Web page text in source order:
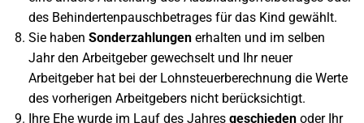
des Behindertenpauschbetrages für das Kind gewählt.
Sie haben Sonderzahlungen erhalten und im selben
Jahr den Arbeitgeber gewechselt und Ihr neuer
Arbeitgeber hat bei der Lohnsteuerberechnung die Werte
des vorherigen Arbeitgebers nicht berücksichtigt.
Ihre Ehe wurde im Lauf des Jahres geschieden oder Ihr